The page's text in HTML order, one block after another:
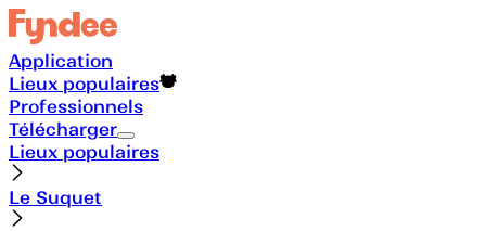
Application
Lieux populaires
Professionnels
Télécharger
Lieux populaires
Le Suquet